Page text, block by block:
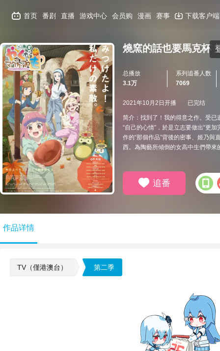
首页 番剧 直播 游戏中心 会员购 漫画 赛事 下载客户端
燒窯的話也要馬克杯
总播放
3.1万
系列追番人数
7069
2021年10月2日开播 已完结
简介：找到了！我的得意之作。受
“自己的心情”，於是立志要做出“更
作的“那個作品”背後的密事、姬乃
西。為陶藝所傾倒的女高中生們帶來
追番
作品详情
TV（僅港澳台） 第二季